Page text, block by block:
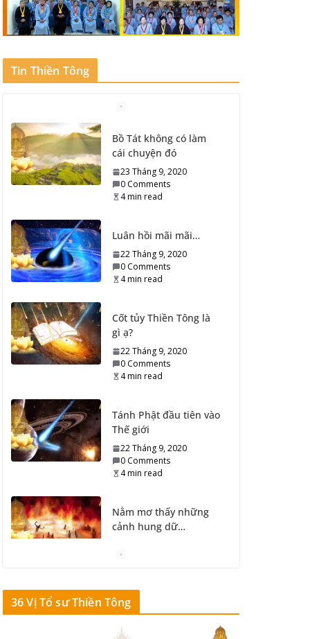
Tin Thiền Tông
Bồ Tát không có làm
cái chuyện đó
23 Tháng 9, 2020
0 Comments
4 min read
Luân hồi mãi mãi…
22 Tháng 9, 2020
0 Comments
4 min read
Cốt tủy Thiền Tông là
gì ạ?
22 Tháng 9, 2020
0 Comments
4 min read
Tánh Phật đầu tiên vào
Thế giới
22 Tháng 9, 2020
0 Comments
4 min read
Nằm mơ thấy những
cảnh hung dữ…
0 Comments
Xem Ngày, Giờ tốt
36 Vị Tổ sư Thiền Tông